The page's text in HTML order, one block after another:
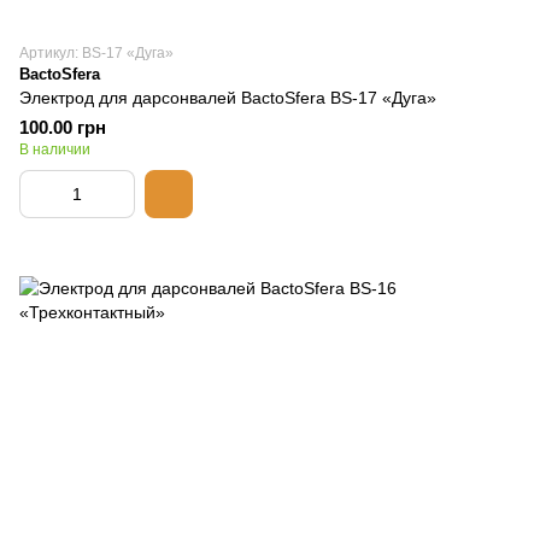
Артикул: BS-17 «Дуга»
BactoSfera
Электрод для дарсонвалей BactoSfera BS-17 «Дуга»
100.00 грн
В наличии